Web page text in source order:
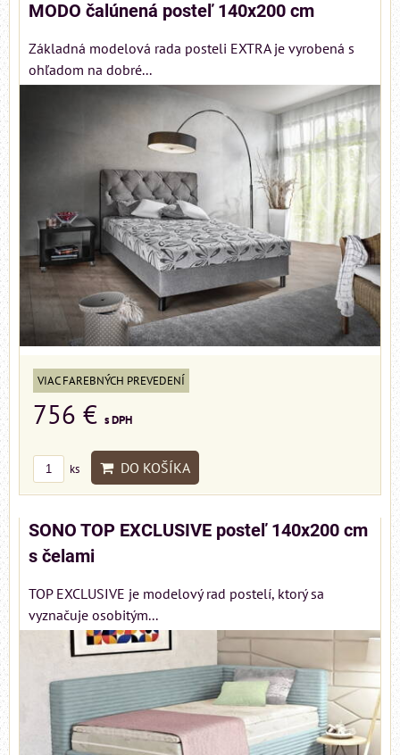
MODO čalúnená posteľ 140x200 cm
Základná modelová rada posteli EXTRA je vyrobená s
ohľadom na dobré...
VIAC FAREBNÝCH PREVEDENÍ
756 € s DPH
ks DO KOŠÍKA
SONO TOP EXCLUSIVE posteľ 140x200 cm
s čelami
TOP EXCLUSIVE je modelový rad postelí, ktorý sa
vyznačuje osobitým...